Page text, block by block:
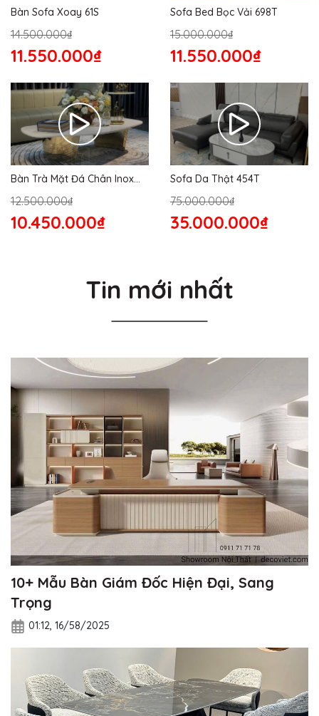
Bàn Sofa Xoay 61S
14.500.000₫
11.550.000₫
Sofa Bed Bọc Vải 698T
15.000.000₫
11.550.000₫
Bàn Trà Mặt Đá Chân Inox
12.500.000₫
10.450.000₫
Sofa Da Thật 454T
75.000.000₫
35.000.000₫
Tin mới nhất
10+ Mẫu Bàn Giám Đốc Hiện Đại, Sang
Trọng
01:12, 16/58/2025